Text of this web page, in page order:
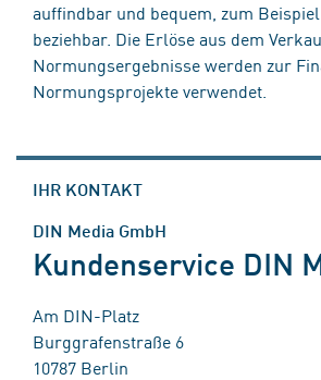
auffindbar und bequem, zum
beziehbar. Die Erlöse aus dem
Normungsergebnisse werden zur
Normungsprojekte verwendet.
IHR KONTAKT
DIN Media GmbH
Kundenservice DIN
Am DIN-Platz
Burggrafenstraße 6
10787 Berlin